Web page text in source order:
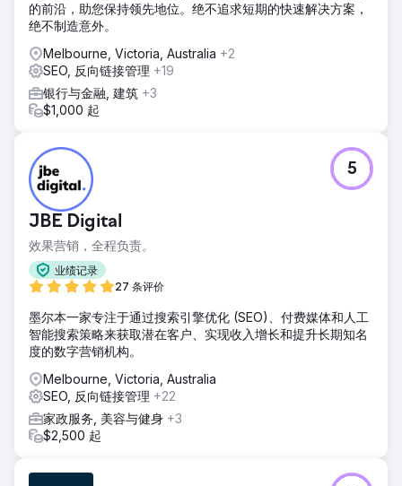
的前沿，助您保持领先地位。绝不追求短期的快速解决方案，
绝不制造意外。
Melbourne, Victoria, Australia +2
SEO, 反向链接管理 +19
银行与金融, 建筑 +3
$1,000 起
JBE Digital
效果营销，全程负责。
业绩记录
27 条评价
5
墨尔本一家专注于通过搜索引擎优化 (SEO)、付费媒体和人工
智能搜索策略来获取潜在客户、实现收入增长和提升长期知名
度的数字营销机构。
Melbourne, Victoria, Australia
SEO, 反向链接管理 +22
家政服务, 美容与健身 +3
$2,500 起